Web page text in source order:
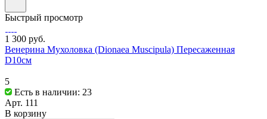
Быстрый просмотр
1 300 руб.
Венерина Мухоловка (Dionaea Muscipula) Пересаженная
D10см
5
Есть в наличии: 23
Арт. 111
В корзину